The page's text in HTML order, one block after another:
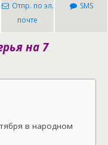
Отпр. по эл.
почте
SMS
на 7
в народном